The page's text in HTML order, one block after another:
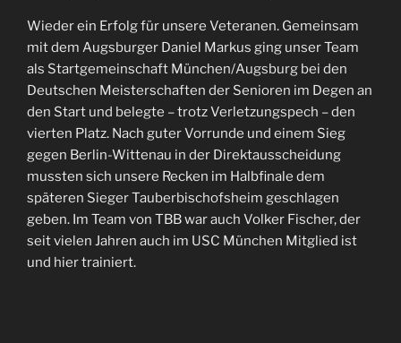
Wieder ein Erfolg für unsere Veteranen. Gemeinsam
mit dem Augsburger Daniel Markus ging unser Team
als Startgemeinschaft München/Augsburg bei den
Deutschen Meisterschaften der Senioren im Degen an
den Start und belegte – trotz Verletzungspech – den
vierten Platz. Nach guter Vorrunde und einem Sieg
gegen Berlin-Wittenau in der Direktausscheidung
mussten sich unsere Recken im Halbfinale dem
späteren Sieger Tauberbischofsheim geschlagen
geben. Im Team von TBB war auch Volker Fischer, der
seit vielen Jahren auch im USC München Mitglied ist
und hier trainiert.